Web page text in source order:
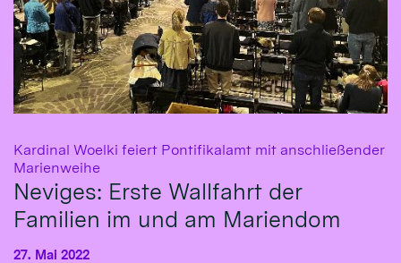
Kardinal Woelki feiert Pontifikalamt mit anschließender
Marienweihe
Neviges: Erste Wallfahrt der
Familien im und am Mariendom
27. Mai 2022